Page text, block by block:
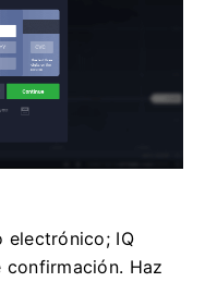
electrónico; IQ
Haz